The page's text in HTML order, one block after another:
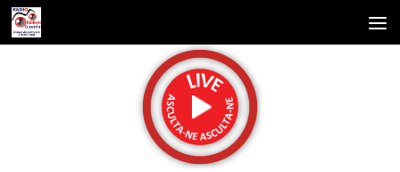
Skip to content